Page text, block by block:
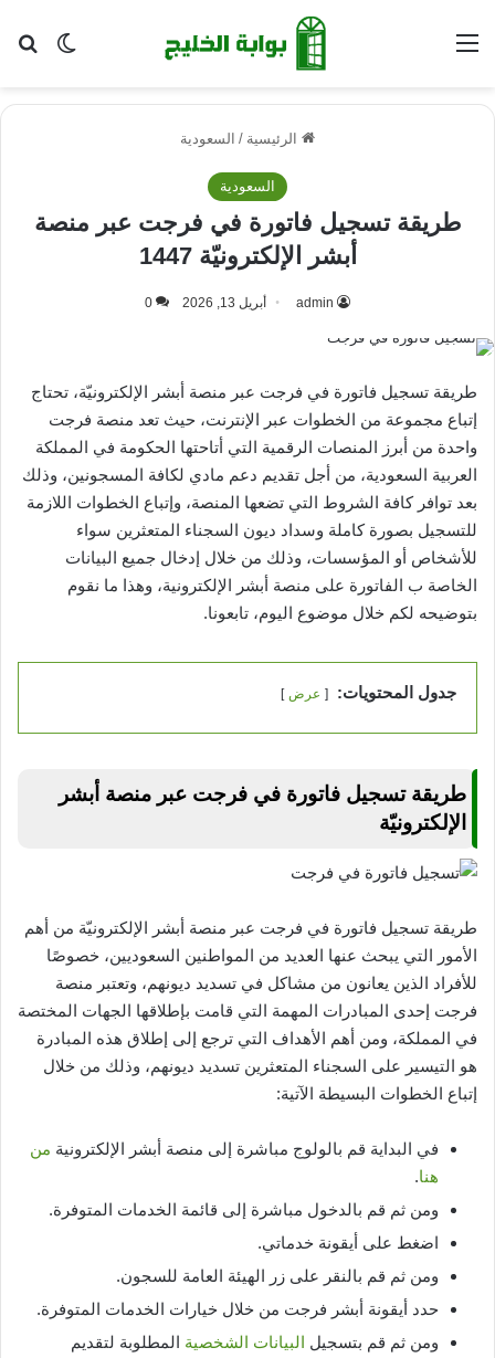
الوضع القائمة
الرئيسية / السعودية
السعودية
طريقة تسجيل فاتورة في فرجت عبر منصة
أبشر الإلكترونيّة 1447
admin أبريل 13, 2026 0
طريقة تسجيل فاتورة في فرجت عبر منصة أبشر الإلكترونيّة، تحتاج
إتباع مجموعة من الخطوات عبر الإنترنت، حيث تعد منصة فرجت
واحدة من أبرز المنصات الرقمية التي أتاحتها الحكومة في المملكة
العربية السعودية، من أجل تقديم دعم مادي لكافة المسجونين، وذلك
بعد توافر كافة الشروط التي تضعها المنصة، وإتباع الخطوات اللازمة
للتسجيل بصورة كاملة وسداد ديون السجناء المتعثرين سواء
للأشخاص أو المؤسسات، وذلك من خلال إدخال جميع البيانات
الخاصة ب الفاتورة على منصة أبشر الإلكترونية، وهذا ما نقوم
بتوضيحه لكم خلال موضوع اليوم، تابعونا.
جدول المحتويات: عرض
طريقة تسجيل فاتورة في فرجت عبر منصة أبشر
الإلكترونيّة
طريقة تسجيل فاتورة في فرجت عبر منصة أبشر الإلكترونيّة من أهم
الأمور التي يبحث عنها العديد من المواطنين السعوديين، خصوصًا
للأفراد الذين يعانون من مشاكل في تسديد ديونهم، وتعتبر منصة
فرجت إحدى المبادرات المهمة التي قامت بإطلاقها الجهات المختصة
في المملكة، ومن أهم الأهداف التي ترجع إلى إطلاق هذه المبادرة
هو التيسير على السجناء المتعثرين تسديد ديونهم، وذلك من خلال
إتباع الخطوات البسيطة الآتية:
في البداية قم بالولوج مباشرة إلى منصة أبشر الإلكترونية من
هنا.
ومن ثم قم بالدخول مباشرة إلى قائمة الخدمات المتوفرة.
اضغط على أيقونة خدماتي.
ومن ثم قم بالنقر على زر الهيئة العامة للسجون.
حدد أيقونة أبشر فرجت من خلال خيارات الخدمات المتوفرة.
ومن ثم قم بتسجيل البيانات الشخصية المطلوبة لتقديم